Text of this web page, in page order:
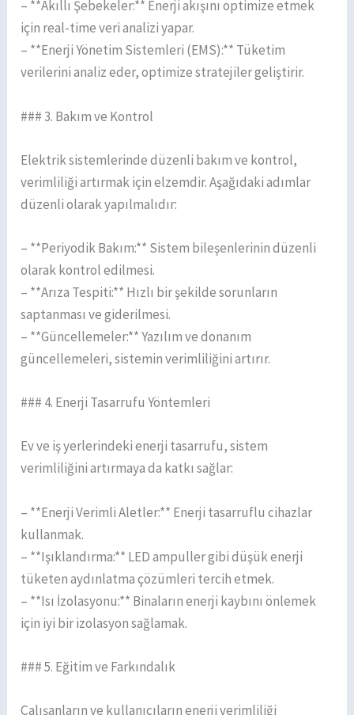
– **Akıllı Şebekeler:** Enerji akışını optimize etmek
için real-time veri analizi yapar.
– **Enerji Yönetim Sistemleri (EMS):** Tüketim
verilerini analiz eder, optimize stratejiler geliştirir.
### 3. Bakım ve Kontrol
Elektrik sistemlerinde düzenli bakım ve kontrol,
verimliliği artırmak için elzemdir. Aşağıdaki adımlar
düzenli olarak yapılmalıdır:
– **Periyodik Bakım:** Sistem bileşenlerinin düzenli
olarak kontrol edilmesi.
– **Arıza Tespiti:** Hızlı bir şekilde sorunların
saptanması ve giderilmesi.
– **Güncellemeler:** Yazılım ve donanım
güncellemeleri, sistemin verimliliğini artırır.
### 4. Enerji Tasarrufu Yöntemleri
Ev ve iş yerlerindeki enerji tasarrufu, sistem
verimliliğini artırmaya da katkı sağlar:
– **Enerji Verimli Aletler:** Enerji tasarruflu cihazlar
kullanmak.
– **Işıklandırma:** LED ampuller gibi düşük enerji
tüketen aydınlatma çözümleri tercih etmek.
– **Isı İzolasyonu:** Binaların enerji kaybını önlemek
için iyi bir izolasyon sağlamak.
### 5. Eğitim ve Farkındalık
Çalışanların ve kullanıcıların enerji verimliliği